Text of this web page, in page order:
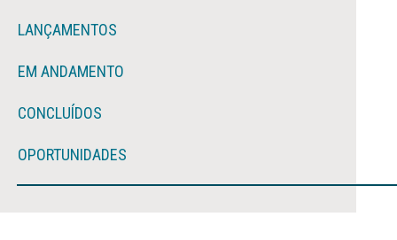
LANÇAMENTOS
EM ANDAMENTO
CONCLUÍDOS
OPORTUNIDADES